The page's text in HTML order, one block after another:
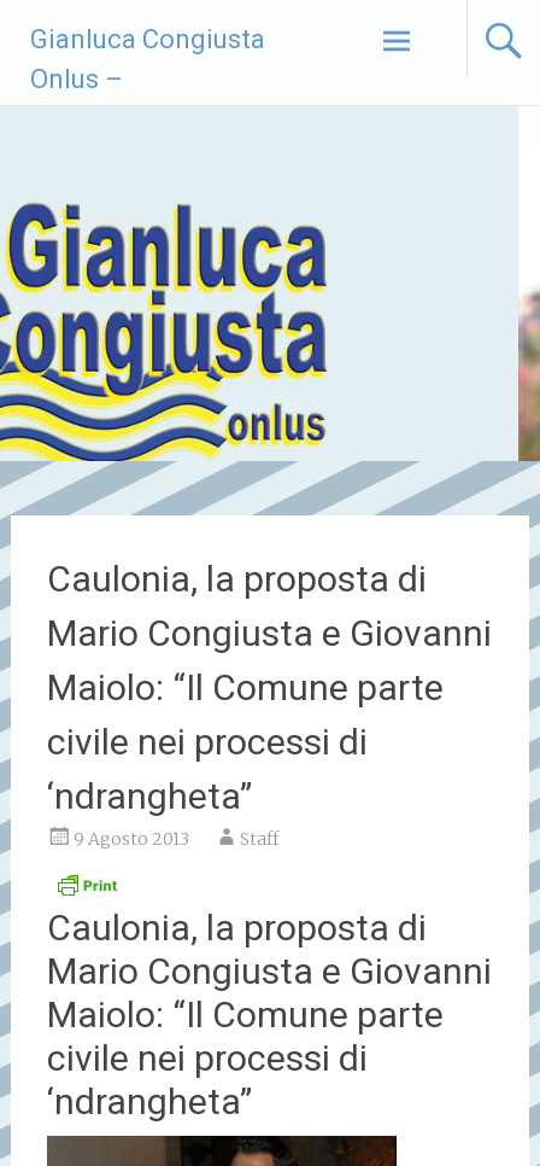
contenuto
Gianluca Congiusta
Onlus –
Caulonia, la proposta di
Mario Congiusta e Giovanni
Maiolo: “Il Comune parte
civile nei processi di
‘ndrangheta”
9 Agosto 2013 Staff
Caulonia, la proposta di
Mario Congiusta e Giovanni
Maiolo: “Il Comune parte
civile nei processi di
‘ndrangheta”